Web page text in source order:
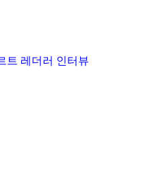
트 레더러 인터뷰